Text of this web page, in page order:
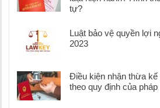
tự?
Luật bảo vệ quyền lợi
2023
Điều kiện nhận thừa
theo quy định của pháp